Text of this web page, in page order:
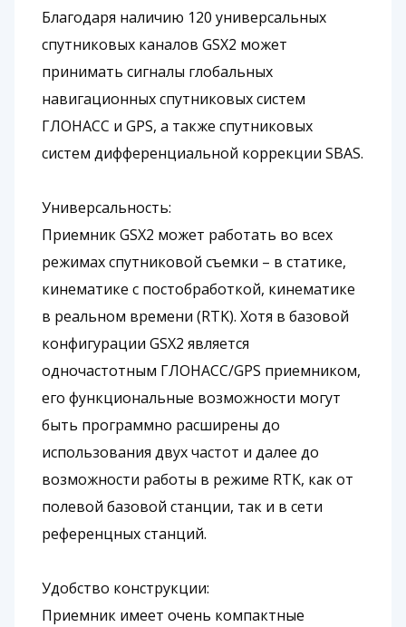
Благодаря наличию 120 универсальных
спутниковых каналов GSX2 может
принимать сигналы глобальных
навигационных спутниковых систем
ГЛОНАСС и GPS, а также спутниковых
систем дифференциальной коррекции SBAS.
Универсальность:
Приемник GSX2 может работать во всех
режимах спутниковой съемки – в статике,
кинематике с постобработкой, кинематике
в реальном времени (RTK). Хотя в базовой
конфигурации GSX2 является
одночастотным ГЛОНАСС/GPS приемником,
его функциональные возможности могут
быть программно расширены до
использования двух частот и далее до
возможности работы в режиме RTK, как от
полевой базовой станции, так и в сети
референцных станций.
Удобство конструкции:
Приемник имеет очень компактные